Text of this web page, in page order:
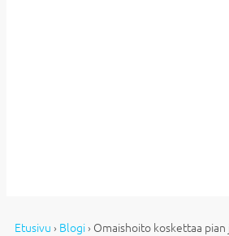
Etusivu › Blogi › Omaishoito koskettaa